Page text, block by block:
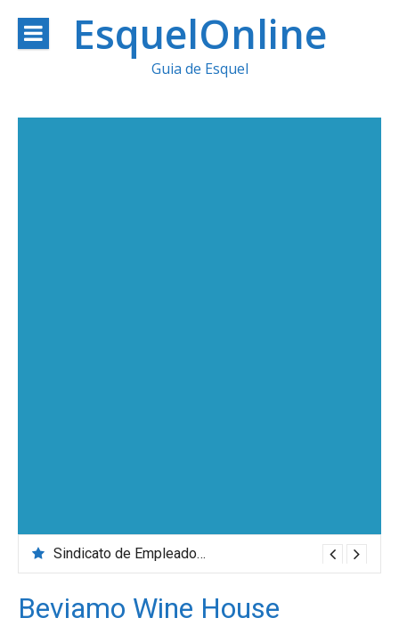
EsquelOnline
Guia de Esquel
Sindicato de Empleados de Comercio
Beviamo Wine House